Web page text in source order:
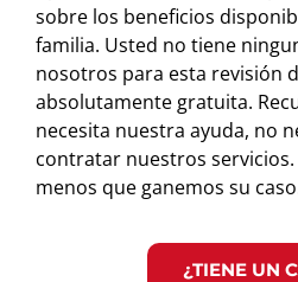
sobre los beneficios
familia. Usted no tiene
nosotros para esta revisión
absolutamente gratuita.
necesita nuestra ayuda, no
contratar nuestros
menos que ganemos su
¿TIENE UN